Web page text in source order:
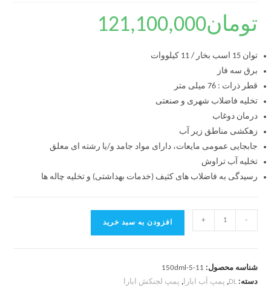
تومان121,100,000
توان 15 اسب بخار / 11 کیلووات
برق سه فاز
قطر ذرات : 76 میلی متر
تخلیه فاضلاب شهری و صنعتی
درمان دوغاب
زهکشی مناطق زیر آب
جابجایی عمومی مایعات، دارای مواد جامد و/یا رشته ای معلق
تخلیه آب تراوش
رسیدگی به فاضلاب های کثیف (خدمات بهداشتی) و تخلیه چاله ها
-
+ افزودن به سبد خرید
شناسه محصول: 150dml-5-11
دسته:DL
, پمپ آب ابارا, پمپ لجنکش ابارا